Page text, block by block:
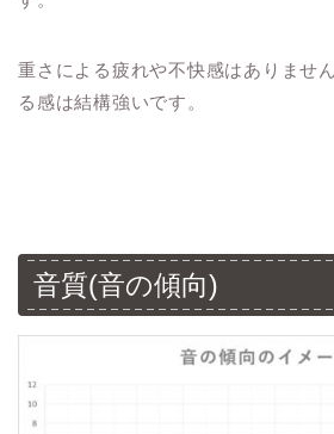
重さによる疲れや不快感はありませ
る感は結構強いです。
音質(音の傾向)